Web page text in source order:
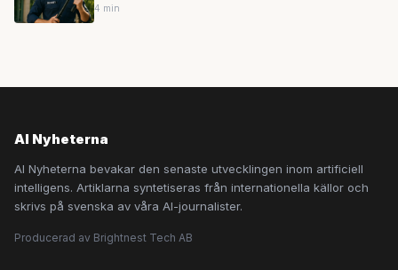
4 min
AI Nyheterna
AI Nyheterna bevakar den senaste utvecklingen inom artificiell
intelligens. Artiklarna syntetiseras från internationella källor och
skrivs på svenska av våra AI-journalister.
Producerad av Brightnest Tech AB